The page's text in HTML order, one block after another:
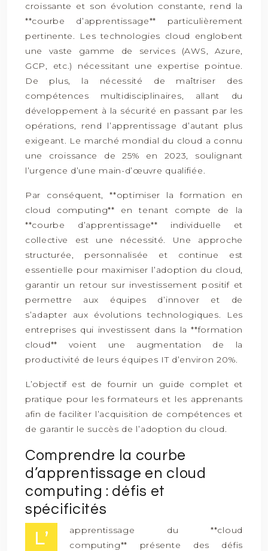
croissante et son évolution constante, rend la
**courbe d’apprentissage** particulièrement
pertinente. Les technologies cloud englobent
une vaste gamme de services (AWS, Azure,
GCP, etc.) nécessitant une expertise pointue.
De plus, la nécessité de maîtriser des
compétences multidisciplinaires, allant du
développement à la sécurité en passant par les
opérations, rend l’apprentissage d’autant plus
exigeant. Le marché mondial du cloud a connu
une croissance de 25% en 2023, soulignant
l’urgence d’une main-d’œuvre qualifiée.
Par conséquent, **optimiser la formation en
cloud computing** en tenant compte de la
**courbe d’apprentissage** individuelle et
collective est une nécessité. Une approche
structurée, personnalisée et continue est
essentielle pour maximiser l’adoption du cloud,
garantir un retour sur investissement positif et
permettre aux équipes d’innover et de
s’adapter aux évolutions technologiques. Les
entreprises qui investissent dans la **formation
cloud** voient une augmentation de la
productivité de leurs équipes IT d’environ 20%.
L’objectif est de fournir un guide complet et
pratique pour les formateurs et les apprenants
afin de faciliter l’acquisition de compétences et
de garantir le succès de l’adoption du cloud.
Comprendre la courbe
d’apprentissage en cloud
computing : défis et
spécificités
L’
apprentissage du **cloud
computing** présente des défis